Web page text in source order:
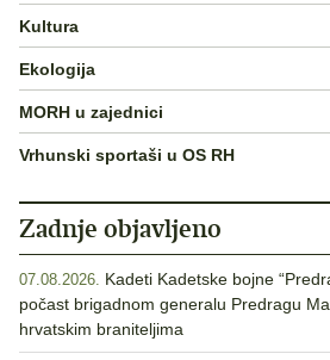
Kultura
Ekologija
MORH u zajednici
Vrhunski sportaši u OS RH
Zadnje objavljeno
07.08.2026. Kadeti Kadetske bojne
počast brigadnom generalu Predragu
hrvatskim braniteljima